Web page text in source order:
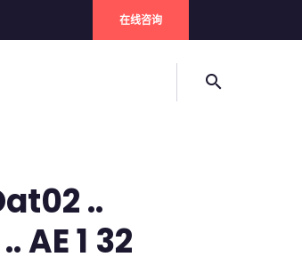
在线咨询
search
..
AE 1 32